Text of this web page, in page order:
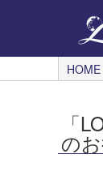
HOME
「
の